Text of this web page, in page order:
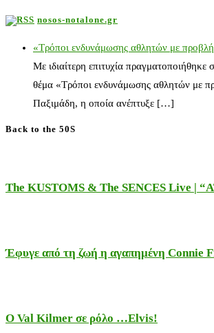
nosos-notalone.gr
«Τρόποι ενδυνάμωσης αθλητών με
Με ιδιαίτερη επιτυχία
θέμα «Τρόποι ενδυνάμωσης αθλητών με
Παξιμάδη, η οποία ανέπτυξε […]
Back to the 50S
The KUSTOMS & The SENCES Live |
Έφυγε από τη ζωή η αγαπημένη Connie
Ο Val Kilmer σε ρόλο …Elvis!